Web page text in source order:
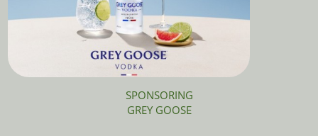
SPONSORING
GREY GOOSE